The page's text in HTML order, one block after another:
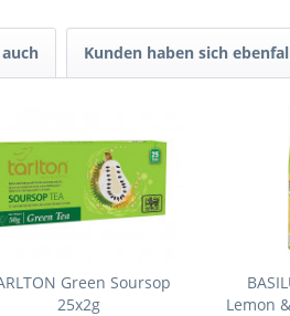
Kunden haben sich
Green Soursop
25x2g
Lemon